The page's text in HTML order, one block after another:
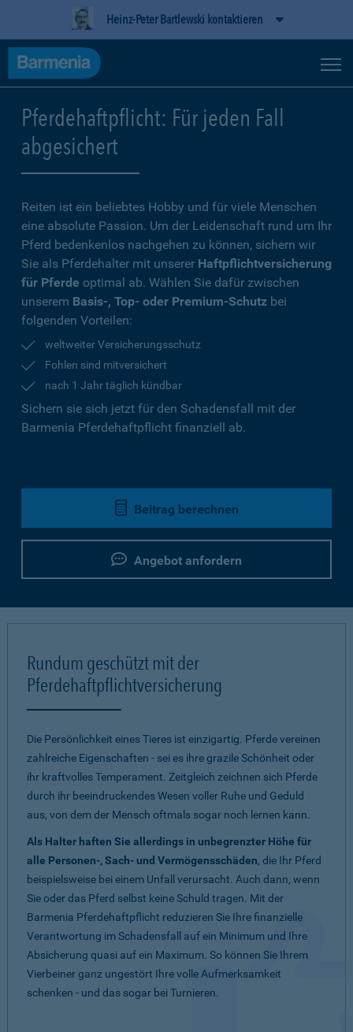
Heinz-Peter Bartlewski kontaktieren
Pferdehaftpflicht: Für jeden Fall
abgesichert
Reiten ist ein beliebtes Hobby und für viele Menschen
eine absolute Passion. Um der Leidenschaft rund um Ihr
Pferd bedenkenlos nachgehen zu können, sichern wir
Sie als Pferdehalter mit unserer Haftpflichtversicherung
für Pferde optimal ab. Wählen Sie dafür zwischen
unserem Basis-, Top- oder Premium-Schutz bei
folgenden Vorteilen:
weltweiter Versicherungsschutz
Fohlen sind mitversichert
nach 1 Jahr täglich kündbar
Sichern sie sich jetzt für den Schadensfall mit der
Barmenia Pferdehaftpflicht finanziell ab.
Beitrag berechnen
Angebot anfordern
Rundum geschützt mit der
Pferdehaftpflichtversicherung
Die Persönlichkeit eines Tieres ist einzigartig. Pferde vereinen
zahlreiche Eigenschaften - sei es ihre grazile Schönheit oder
ihr kraftvolles Temperament. Zeitgleich zeichnen sich Pferde
durch ihr beeindruckendes Wesen voller Ruhe und Geduld
aus, von dem der Mensch oftmals sogar noch lernen kann.
Als Halter haften Sie allerdings in unbegrenzter Höhe für
alle Personen-, Sach- und Vermögensschäden, die Ihr Pferd
beispielsweise bei einem Unfall verursacht. Auch dann, wenn
Sie oder das Pferd selbst keine Schuld tragen. Mit der
Barmenia Pferdehaftpflicht reduzieren Sie Ihre finanzielle
Verantwortung im Schadensfall auf ein Minimum und Ihre
Absicherung quasi auf ein Maximum. So können Sie Ihrem
Vierbeiner ganz ungestört Ihre volle Aufmerksamkeit
schenken - und das sogar bei Turnieren.